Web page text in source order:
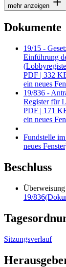
mehr anzeigen
Dokumente
19/15 -
Einführung
PDF | 332
ein neues
19/836 -
Register für
PDF | 171
ein neues
Fundstelle
neues
Beschluss
Überweisung
19/836
Sitzungsverlauf